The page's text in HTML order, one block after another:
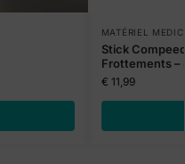
MATÉRIEL
Stick
Frottements –
€ 11,99